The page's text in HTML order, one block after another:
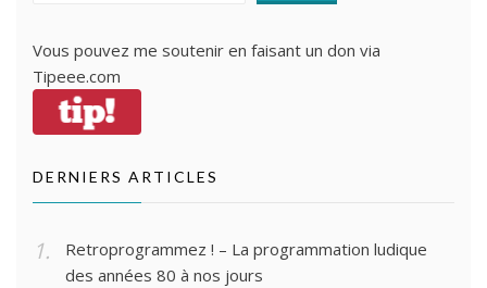
Vous pouvez me soutenir en faisant un don via
Tipeee.com
DERNIERS ARTICLES
Retroprogrammez ! – La programmation ludique
des années 80 à nos jours